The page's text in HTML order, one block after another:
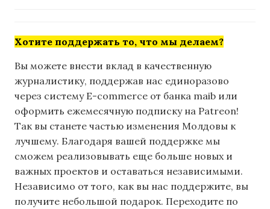
Хотите поддержать то, что мы делаем?
Вы можете внести вклад в качественную
журналистику, поддержав нас единоразово
через систему E-commerce от банка maib или
оформить ежемесячную подписку на Patreon!
Так вы станете частью изменения Молдовы к
лучшему. Благодаря вашей поддержке мы
сможем реализовывать еще больше новых и
важных проектов и оставаться независимыми.
Независимо от того, как вы нас поддержите, вы
получите небольшой подарок. Переходите по